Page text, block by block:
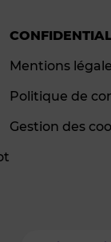
Mentions
Politique de
Gestion des